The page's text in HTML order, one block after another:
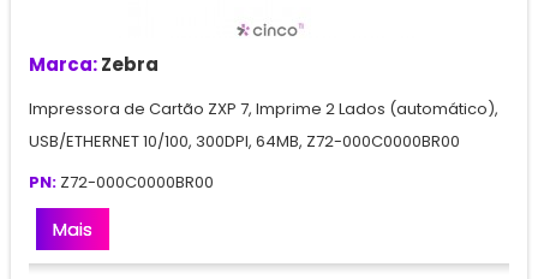
Marca:Zebra
Impressora de Cartão ZXP 7, Imprime 2 Lados (automático),
USB/ETHERNET 10/100, 300DPI, 64MB, Z72-000C0000BR00
PN: Z72-000C0000BR00
Mais